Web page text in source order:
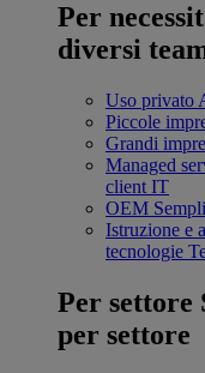
Per
diversi
Uso privato
Piccole
Grandi
Managed
client IT
OEM
Istruzione e
tecnologie
Per settore
per settore